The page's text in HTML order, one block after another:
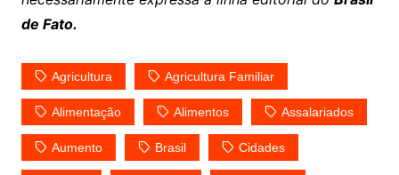
de Fato.
Agricultura Agricultura Familiar
Alimentação Alimentos Assalariados
Aumento Brasil Cidades